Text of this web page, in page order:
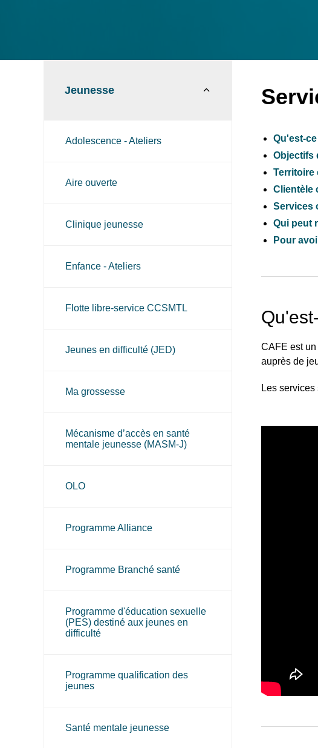
Jeunesse
Adolescence - Ateliers
Aire ouverte
Clinique jeunesse
Enfance - Ateliers
Flotte libre-service CCSMTL
Jeunes en difficulté (JED)
Ma grossesse
Mécanisme d’accès en santé
mentale jeunesse (MASM-J)
OLO
Programme Alliance
Programme Branché santé
Programme d'éducation sexuelle
(PES) destiné aux jeunes en
difficulté
Programme qualification des
jeunes
Santé mentale jeunesse
Qu'est-
Objectifs
Territoire
Clientèle
Services
Qui peut
Pour
CAFE est
auprès de
Les